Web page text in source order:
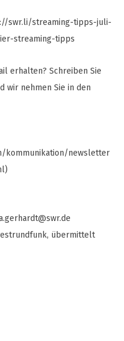
swr.li/streaming-tipps-juli-
streaming-tipps
erhalten? Schreiben Sie
wir nehmen Sie in den
kommunikation/newsletter
übermittelt